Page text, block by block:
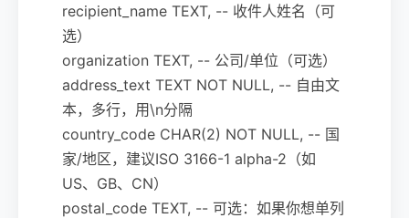
recipient_name TEXT, -- 收件人姓名（可
选）
organization TEXT, -- 公司/单位（可选）
address_text TEXT NOT NULL, -- 自由文
本，多行，用\n分隔
country_code CHAR(2) NOT NULL, -- 国
家/地区，建议ISO 3166-1 alpha-2（如
US、GB、CN）
postal_code TEXT, -- 可选：如果你想单列